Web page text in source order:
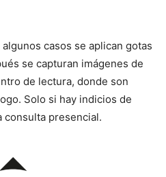
casos se aplican gotas
se capturan imágenes de
de lectura, donde son
Solo si hay indicios de
consulta presencial.